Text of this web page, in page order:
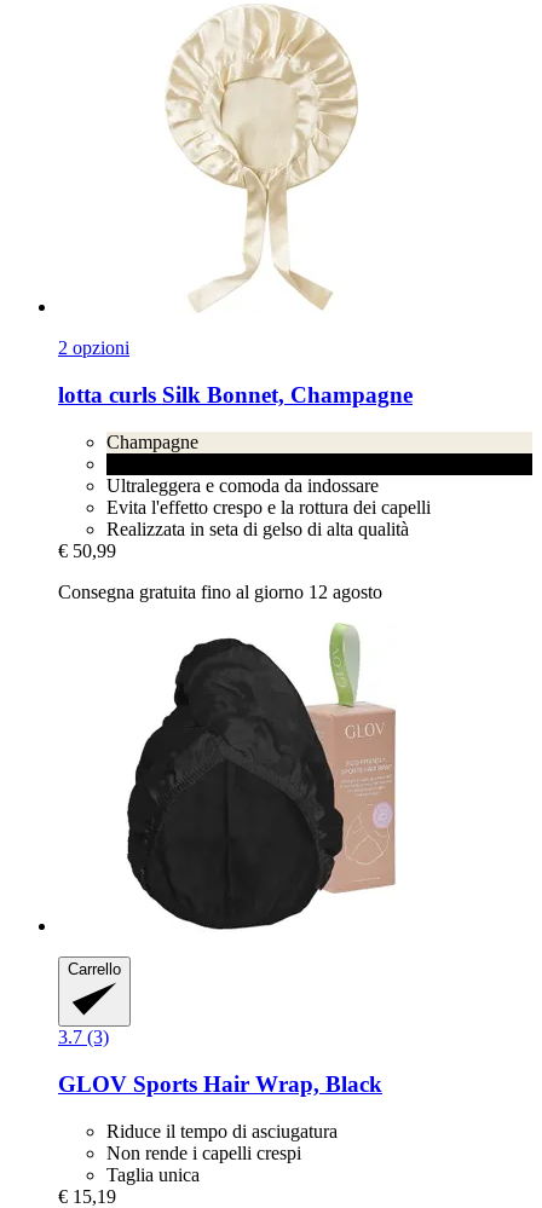
2 opzioni
lotta curls Silk Bonnet, Champagne
Champagne
Ultraleggera e comoda da indossare
Evita l'effetto crespo e la rottura dei capelli
Realizzata in seta di gelso di alta qualità
€ 50,99
Consegna gratuita fino al giorno 12 agosto
Carrello
3.7 (3)
GLOV Sports Hair Wrap, Black
Riduce il tempo di asciugatura
Non rende i capelli crespi
Taglia unica
€ 15,19